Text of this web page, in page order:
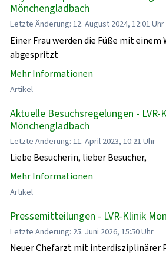
Mönchengladbach
Letzte Änderung: 12. August 2024, 12:01 Uhr
Einer Frau werden die Füße mit einem
abgespritzt
Mehr Informationen
Artikel
Aktuelle Besuchsregelungen - LVR-
Mönchengladbach
Letzte Änderung: 11. April 2023, 10:21 Uhr
Liebe Besucherin, lieber Besucher,
Mehr Informationen
Artikel
Pressemitteilungen - LVR-Klinik
Letzte Änderung: 25. Juni 2026, 15:50 Uhr
Neuer Chefarzt mit interdisziplinärer